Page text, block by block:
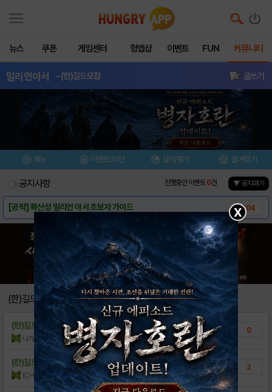
뉴스 쿠폰 게임센터 헝앱샵 이벤트 FUN 커뮤니티
밀리언아서 - (한)길드모집 글쓰기
메뉴 이벤트/미션 설치/평가 즐겨찾기
공지사항 진행중인 이벤트0건 ▼ 공지펴기
[공략] 확산성 밀리언 아서 초보자 가이드 104
[공략] 카드 스킬 종류 및 덱 구성 요령 /.. 9
[공략] FAQ 정리 / 질문,오류 제보 받습..
[공략] 밀리언 아서 어휘사전
[기타] 셔저리의 프사만들기 강좌-기초
[11연속 홀로그램 필중 이벤트]
[7월 31일(금) 서버 정상화 안내] 0
[8월 신규 업데이트 안내]
[국내 애플 앱스토어 상품 가격 변경 안내]
(한)길드모집
(한)길드모집 안녕하세요, 길드모집 관련으로 인벤에서 왔습니..
나가사와아즈사 조회수:412 | 15.07.03
0
(한)길드모집 길드 100위 안으로 구해봅니다 ㅠ.ㅠ
lCHGF 조회수:174 | 15.07.02
2
X